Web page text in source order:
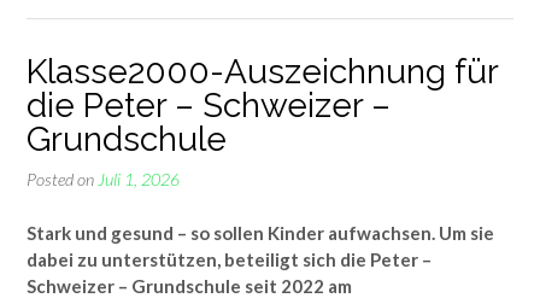
Klasse2000-Auszeichnung für
die Peter – Schweizer –
Grundschule
Posted on Juli 1, 2026
Stark und gesund – so sollen Kinder aufwachsen. Um sie
dabei zu unterstützen, beteiligt sich die Peter –
Schweizer – Grundschule seit 2022 am